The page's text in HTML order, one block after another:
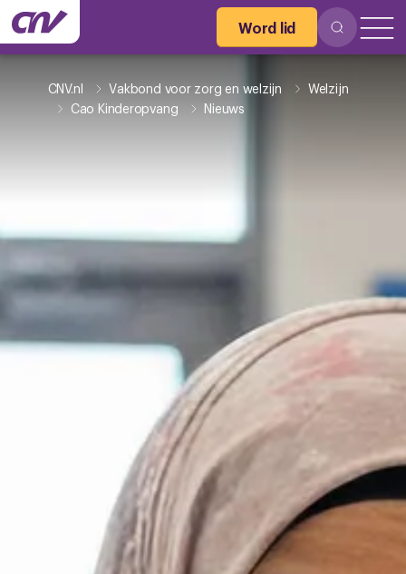
Word lid
CNV.nl Vakbond voor zorg en welzijn
Welzijn
Cao Kinderopvang
Nieuws